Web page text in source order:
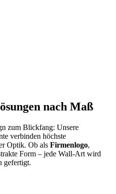
nach Maß
zum Blickfang: Unsere
verbinden höchste
Optik. Ob als Firmenlogo,
Form – jede Wall-Art wird
gefertigt.